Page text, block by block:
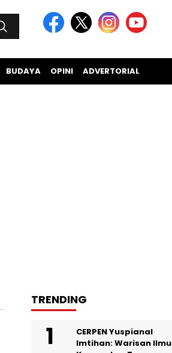
BUDAYA OPINI ADVERTORIAL
TRENDING
CERPEN Yuspianal
Imtihan: Warisan Ilmu